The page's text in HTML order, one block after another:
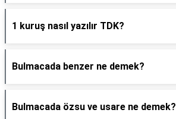
1 kuruş nasıl yazılır TDK?
Bulmacada benzer ne demek?
Bulmacada özsu ve usare ne demek?